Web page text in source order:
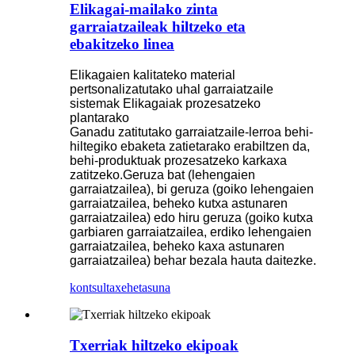
Elikagai-mailako zinta
garraiatzaileak hiltzeko eta
ebakitzeko linea
Elikagaien kalitateko material
pertsonalizatutako uhal garraiatzaile
sistemak Elikagaiak prozesatzeko
plantarako
Ganadu zatitutako garraiatzaile-lerroa behi-
hiltegiko ebaketa zatietarako erabiltzen da,
behi-produktuak prozesatzeko karkaxa
zatitzeko.Geruza bat (lehengaien
garraiatzailea), bi geruza (goiko lehengaien
garraiatzailea, beheko kutxa astunaren
garraiatzailea) edo hiru geruza (goiko kutxa
garbiaren garraiatzailea, erdiko lehengaien
garraiatzailea, beheko kaxa astunaren
garraiatzailea) behar bezala hauta daitezke.
kontsultaxehetasuna
Txerriak hiltzeko ekipoak